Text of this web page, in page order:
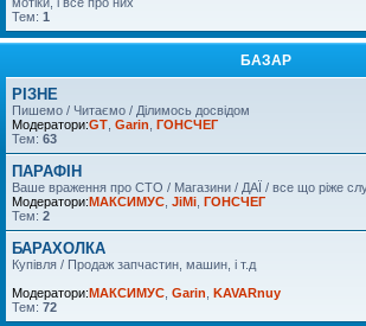
Тем: 1
БАЗАР
РІЗНЕ
Пишемо / Читаємо / Ділимось досвідом
Модератори:GT Garin ГОНСЧЕГ
Тем: 63
ПАРАФІН
Ваше враження про СТО / Магазини / ДАЇ / все що ріже
Модератори:МАКСИМУС JiMi ГОНСЧЕГ
Тем: 2
БАРАХОЛКА
Купівля / Продаж запчастин, машин, і т.д
Модератори:МАКСИМУС Garin KAVARnuy
Тем: 72